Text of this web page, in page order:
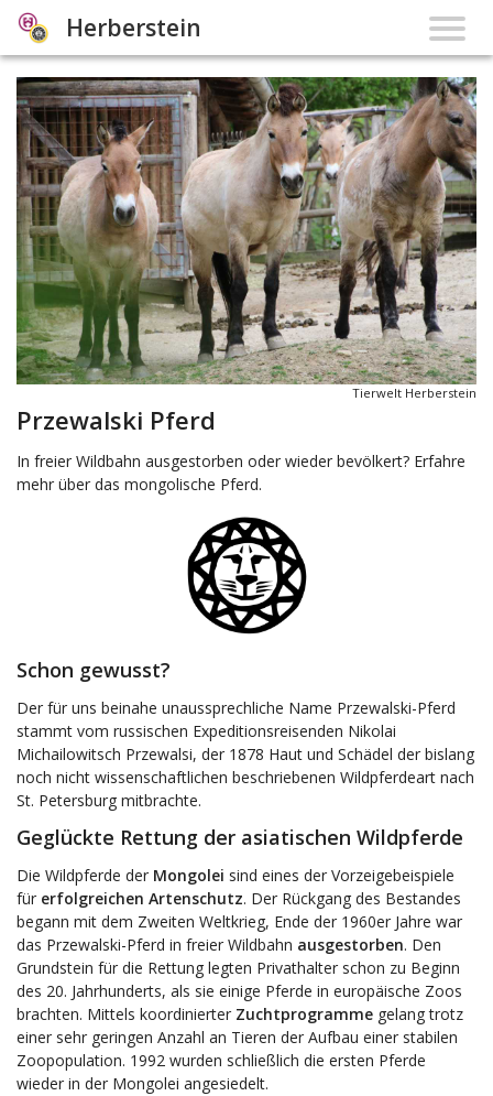
Tierwelt Herberstein
Przewalski Pferd
In freier Wildbahn ausgestorben oder wieder bevölkert? Erfahre
mehr über das mongolische Pferd.
Schon gewusst?
Der für uns beinahe unaussprechliche Name Przewalski-Pferd
stammt vom russischen Expeditionsreisenden Nikolai
Michailowitsch Przewalsi, der 1878 Haut und Schädel der bislang
noch nicht wissenschaftlichen beschriebenen Wildpferdeart nach
St. Petersburg mitbrachte.
Geglückte Rettung der asiatischen Wildpferde
Die Wildpferde der Mongolei sind eines der Vorzeigebeispiele
für erfolgreichen Artenschutz. Der Rückgang des Bestandes
begann mit dem Zweiten Weltkrieg, Ende der 1960er Jahre war
das Przewalski-Pferd in freier Wildbahn ausgestorben. Den
Grundstein für die Rettung legten Privathalter schon zu Beginn
des 20. Jahrhunderts, als sie einige Pferde in europäische Zoos
brachten. Mittels koordinierter Zuchtprogramme gelang trotz
einer sehr geringen Anzahl an Tieren der Aufbau einer stabilen
Zoopopulation. 1992 wurden schließlich die ersten Pferde
wieder in der Mongolei angesiedelt.
Herberstein